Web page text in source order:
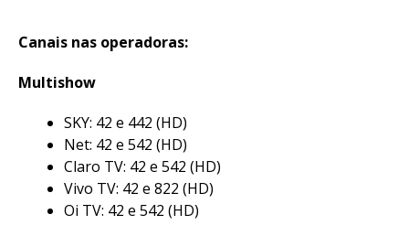
Canais nas operadoras:
Multishow
SKY: 42 e 442 (HD)
Net: 42 e 542 (HD)
Claro TV: 42 e 542 (HD)
Vivo TV: 42 e 822 (HD)
Oi TV: 42 e 542 (HD)